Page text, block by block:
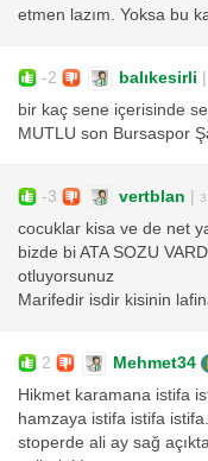
etmen lazım. Yoksa bu
-2 balıkesirli
bir kaç sene içerisinde
MUTLU son Bursaspor
-3 vertblan
cocuklar kisa ve de net
bizde bi ATA SOZU
otluyorsunuz
Marifedir isdir kisinin
2 Mehmet34
Hikmet karamana istifa
hamzaya istifa istifa
stoperde ali ay sağ